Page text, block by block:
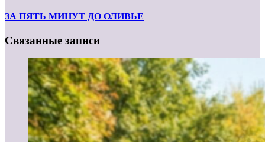
ЗА ПЯТЬ МИНУТ ДО ОЛИВЬЕ
Связанные записи